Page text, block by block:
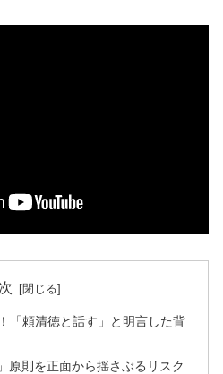
「頼清徳と話す」と明言した背
原則を正面から揺さぶるリスク